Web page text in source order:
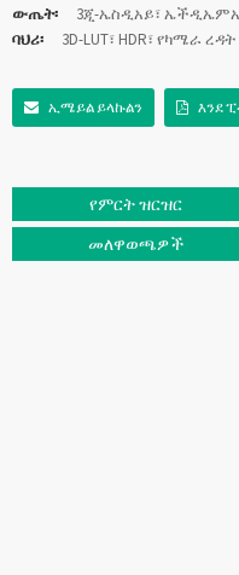
ውጤት፡
3ጂ-ኤስዲአይ፣ ኤችዲኤምአይ
ባህሪ፡
3D-LUT፣ HDR፣ የካሜራ
ኢሜይል ይላኩልን እንደ
የምርት ዝርዝር
መለዋወጫዎች